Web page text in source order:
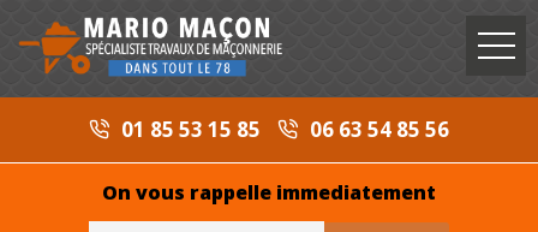
01 85 53 15 85 06 63 54 85 56
On vous rappelle immediatement